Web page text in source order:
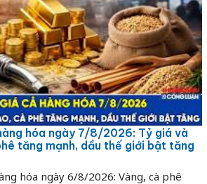
hóa ngày 7/8/2026: Tỷ giá và
tăng mạnh, dầu thế giới bật tăng
hóa ngày 6/8/2026: Vàng, cà phê